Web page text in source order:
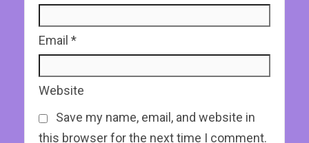
Email *
Website
Save my name, email, and website in
this browser for the next time I comment.